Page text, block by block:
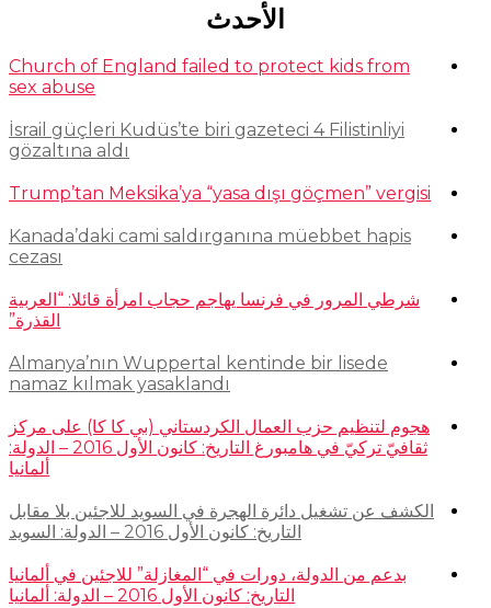
الأحدث
Church of England failed to protect kids from
sex abuse
İsrail güçleri Kudüs’te biri gazeteci 4 Filistinliyi
gözaltına aldı
Trump’tan Meksika’ya “yasa dışı göçmen” vergisi
Kanada’daki cami saldırganına müebbet hapis
cezası
شرطي المرور في فرنسا يهاجم حجاب امرأة قائلا: “العربية
القذرة”
Almanya’nın Wuppertal kentinde bir lisede
namaz kılmak yasaklandı
هجوم لتنظيم حزب العمال الكردستاني (بي كا كا) على مركز
ثقافيّ تركيّ في هامبورغ التاريخ: كانون الأول 2016 – الدولة:
ألمانيا
الكشف عن تشغيل دائرة الهجرة في السويد للاجئين بلا مقابل
التاريخ: كانون الأول 2016 – الدولة: السويد
بدعم من الدولة، دورات في “المغازلة” للاجئين في ألمانيا
التاريخ: كانون الأول 2016 – الدولة: ألمانيا